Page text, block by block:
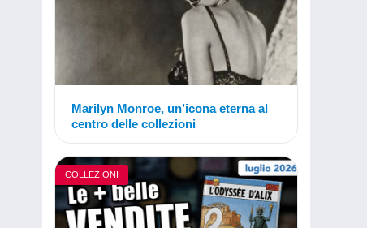
Marilyn Monroe, un’icona eterna al
centro delle collezioni
COLLEZIONI